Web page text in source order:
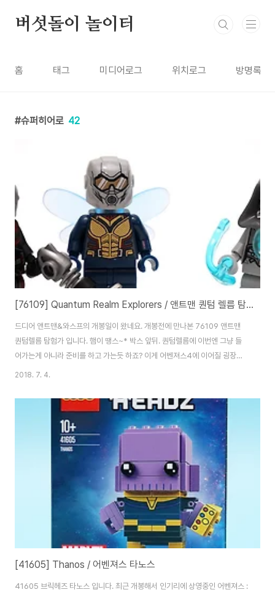
버섯돌이 놀이터
홈 태그 미디어로그 위치로그 방명록
슈퍼히어로 42
[76109] Quantum Realm Explorers / 앤트맨 퀀텀 렐름 탐험가
드디어 앤트맨&와스프의 개봉일이 왔네요. 개봉전에 만나본 76109 앤트맨
퀀텀렐름 탐험가 입니다. 햄이 땡스~* 박스 앞뒤. 퀀텀렐름에 이번엔 그냥 들
어가는게 아니라 준비를 하고 가는듯 하죠? 이게 어벤져스4에 이어질 굉장히
중요한 요소이기 때문에, 재미있는 장면의 제품이 될 것 같습니다. 앤트맨, 와스
구성은 매우 심플합니다.딱 두개의 봉다리. 인스와 스티커. 앤트맨. 그냥 보면
잘 모르지만, 슈트가 조금 달라진 앤트맨입니다. 무려 투페이스. 기존 앤트맨과
비교해 보면 확실히 슈트가 다르다는 것을 알 수 있습니다. 심지어 헤드 프린팅
도 모두 다릅니다. 투페이스 양면 모두 달라요. 개인적으로는 기존 앤트맨 표정
2018. 7. 4.
[41605] Thanos / 어벤져스 타노스
41605 브릭헤즈 타노스 입니다. 최근 개봉해서 인기리에 상영중인 어벤져스 :